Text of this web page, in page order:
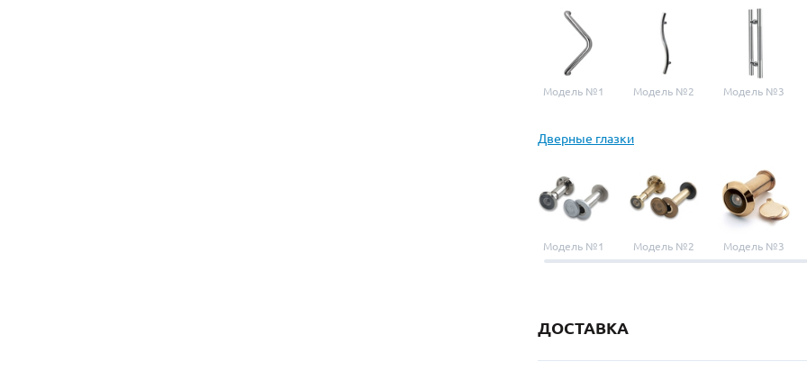
Модель №1 Модель №2 Модель №3
Дверные глазки
Модель №1 Модель №2 Модель №3
ДОСТАВКА